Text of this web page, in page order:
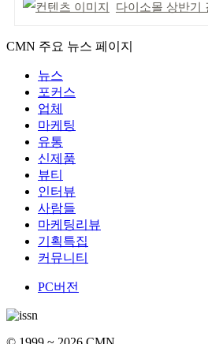
다이소몰 상반기
CMN 주요 뉴스 페이지
뉴스
포커스
업체
마케팅
유통
신제품
뷰티
인터뷰
사람들
마케팅리뷰
기획특집
커뮤니티
PC버전